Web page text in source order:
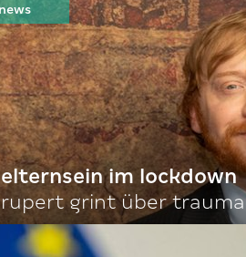
elternsein im lockdown
rupert grint über trauma